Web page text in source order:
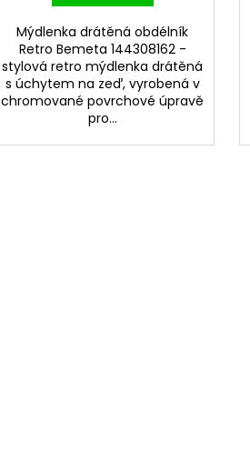
Mýdlenka drátěná obdélník
Retro Bemeta 144308162 -
stylová retro mýdlenka drátěná
s úchytem na zeď, vyrobená v
chromované povrchové úpravě
pro...